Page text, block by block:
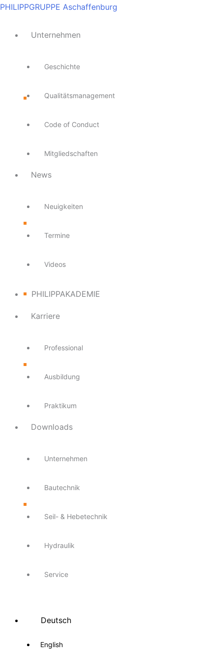
Zum
springen
PHILIPPGRUPPE Aschaffenburg
Main
Unternehmen
Geschichte
Qualitätsmanagement
Code of Conduct
Mitgliedschaften
News
Neuigkeiten
Termine
Videos
PHILIPPAKADEMIE
Karriere
Professional
Ausbildung
Praktikum
Downloads
Unternehmen
Bautechnik
Seil- & Hebetechnik
Hydraulik
Service
Main
Deutsch
English
Main
Main
Main